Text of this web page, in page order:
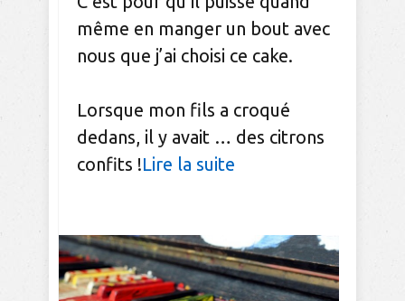
même en manger un bout avec
nous que j’ai choisi ce cake.
Lorsque mon fils a croqué
dedans, il y avait … des citrons
confits !Lire la suite